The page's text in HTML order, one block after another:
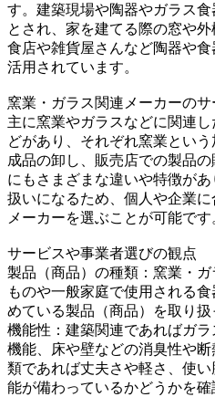
す。建築現場や陶器やガラス
とされ、家を建てる際の窓や
食店や雑貨屋さんなど陶器や
活用されています。
窯業・ガラス関連メーカーのサ
主に窯業やガラスなどに関連
どがあり、それぞれ窯業とい
成品の卸し、販売店での製品
にもさまざまな違いや特徴が
扱いになるため、個人や企業
メーカーを選ぶことが可能です
サービスや事業者選びの観点
製品（商品）の種類：窯業・
ものや一般家庭で使用される
めている製品（商品）を取り
機能性：建築関連であればガ
機能、床や壁などの消臭性や
類であれば丈夫さや軽さ、使
能が備わっているかどうかを確